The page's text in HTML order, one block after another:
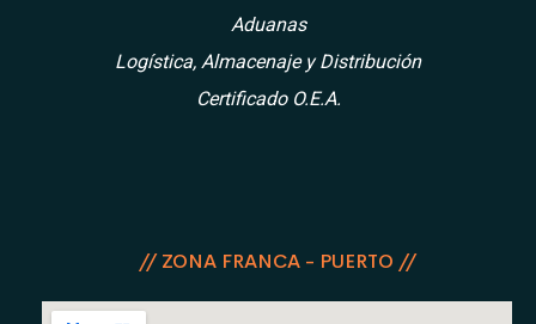
Aduanas
Logística, Almacenaje y Distribución
Certificado O.E.A.
// ZONA FRANCA - PUERTO //